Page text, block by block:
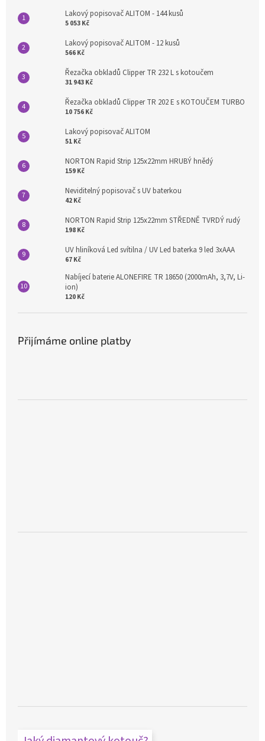
Lakový popisovač ALITOM - 144 kusů
5 053 Kč
Lakový popisovač ALITOM - 12 kusů
566 Kč
Řezačka obkladů Clipper TR 232 L s kotoučem
31 943 Kč
Řezačka obkladů Clipper TR 202 E s KOTOUČEM TURBO
10 756 Kč
Lakový popisovač ALITOM
51 Kč
NORTON Rapid Strip 125x22mm HRUBÝ hnědý
159 Kč
Neviditelný popisovač s UV baterkou
42 Kč
NORTON Rapid Strip 125x22mm STŘEDNĚ TVRDÝ rudý
198 Kč
UV hliníková Led svítilna / UV Led baterka 9 led 3xAAA
67 Kč
Nabíjecí baterie ALONEFIRE TR 18650 (2000mAh, 3,7V, Li-
ion)
120 Kč
Přijímáme online platby